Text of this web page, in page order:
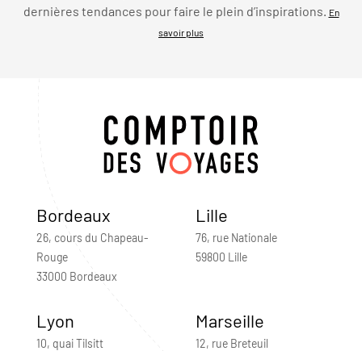
dernières tendances pour faire le plein d’inspirations.
En
savoir plus
Bordeaux
26, cours du Chapeau-
Rouge
33000 Bordeaux
Lille
76, rue Nationale
59800 Lille
Lyon
10, quai Tilsitt
Marseille
12, rue Breteuil